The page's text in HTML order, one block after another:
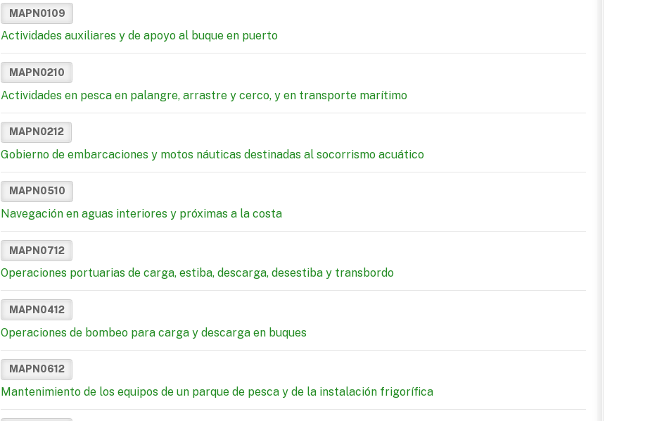
MAPN0109
Actividades auxiliares y de apoyo al buque en puerto
MAPN0210
Actividades en pesca en palangre, arrastre y cerco, y en transporte marítimo
MAPN0212
Gobierno de embarcaciones y motos náuticas destinadas al socorrismo acuático
MAPN0510
Navegación en aguas interiores y próximas a la costa
MAPN0712
Operaciones portuarias de carga, estiba, descarga, desestiba y transbordo
MAPN0412
Operaciones de bombeo para carga y descarga en buques
MAPN0612
Mantenimiento de los equipos de un parque de pesca y de la instalación frigorífica